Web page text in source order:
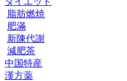
脂肪燃焼
肥滿
新陳代謝
減肥茶
中国特産
漢方薬